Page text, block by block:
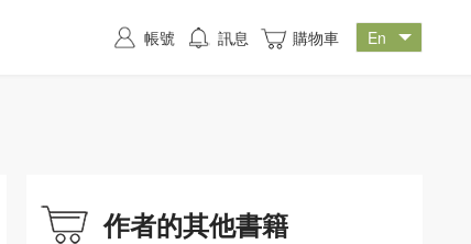
作者的其他書籍
帳號 訊息 購物車